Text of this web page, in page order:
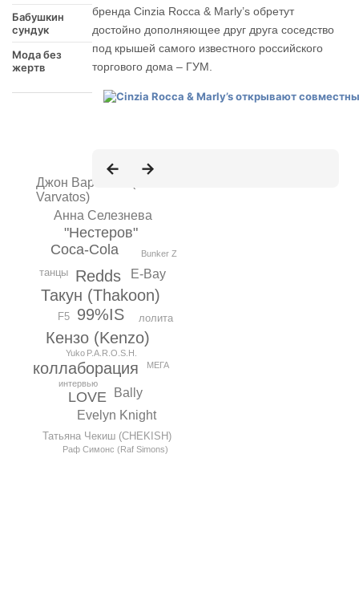
Бабушкин
сундук
Мода без
жертв
99%IS
Такун (Thakoon)
Кензо (Kenzo)
Redds
коллаборация
Coca-Cola
"Нестеров"
LOVE Bally
E-Bay
Анна Селезнева
Evelyn Knight
Джон Варватос (John
Varvatos)
Татьяна Чекиш (CHEKISH)
танцы
F5 лолита
Yuko
Bunker Z
Раф Симонс (Raf Simons)
P.A.R.O.S.H.
интервью
МЕГА
бренда Cinzia Rocca & Marly’s обретут
достойно дополняющее друг друга соседство
под крышей самого известного российского
торгового дома – ГУМ.